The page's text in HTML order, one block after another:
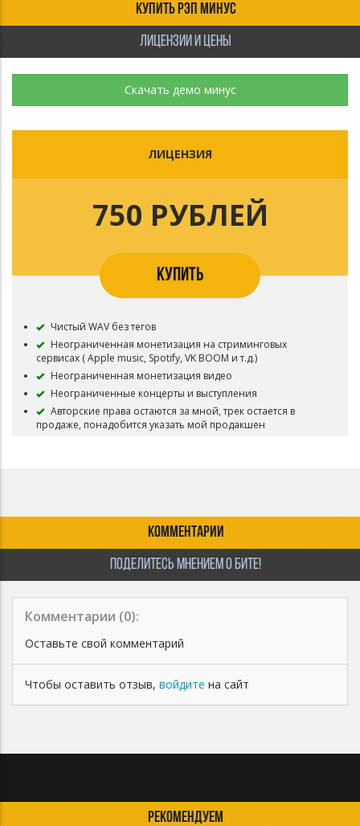
КУПИТЬ РЭП МИНУС
ЛИЦЕНЗИИ И ЦЕНЫ
Скачать демо минус
ЛИЦЕНЗИЯ
750 РУБЛЕЙ
КУПИТЬ
Чистый WAV без тегов
Неограниченная монетизация на стриминговых
сервисах ( Apple music, Spotify, VK BOOM и т.д.)
Неограниченная монетизация видео
Неограниченные концерты и выступления
Авторские права остаются за мной, трек остается в
продаже, понадобится указать мой продакшен
КОММЕНТАРИИ
ПОДЕЛИТЕСЬ МНЕНИЕМ О БИТЕ!
Комментарии (0):
Оставьте свой комментарий
Чтобы оставить отзыв, войдите на сайт
РЕКОМЕНДУЕМ